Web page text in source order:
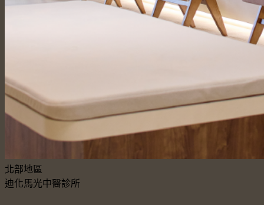
北部地區
迪化馬光中醫診所